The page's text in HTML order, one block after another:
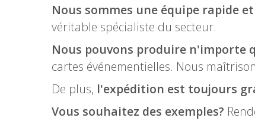
Nous sommes une équipe rapide
véritable spécialiste du secteur.
Nous pouvons produire n'importe
cartes événementielles. Nous
De plus, l'expédition est toujours
Vous souhaitez des exemples?